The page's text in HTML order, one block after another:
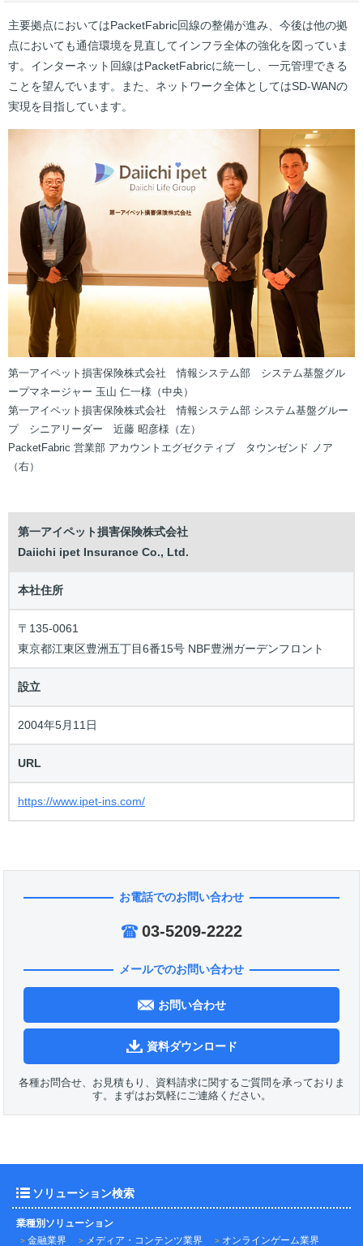
主要拠点においてはPacketFabric回線の整備が進み、今後は他の拠
点においても通信環境を見直してインフラ全体の強化を図っていま
す。インターネット回線はPacketFabricに統一し、一元管理できる
ことを望んでいます。また、ネットワーク全体としてはSD-WANの
実現を目指しています。
第一アイペット損害保険株式会社 情報システム部 システム基盤グル
ープマネージャー 玉山 仁一様（中央）
第一アイペット損害保険株式会社 情報システム部 システム基盤グルー
プ シニアリーダー 近藤 昭彦様（左）
PacketFabric 営業部 アカウントエグゼクティブ タウンゼンド ノア
（右）
第一アイペット損害保険株式会社
Daiichi ipet Insurance Co., Ltd.
本社住所
〒135-0061
東京都江東区豊洲五丁目6番15号 NBF豊洲ガーデンフロント
設立
2004年5月11日
URL
https://www.ipet-ins.com/
お電話でのお問い合わせ
03-5209-2222
メールでのお問い合わせ
お問い合わせ
資料ダウンロード
各種お問合せ、お見積もり、資料請求に関するご質問を承っておりま
す。まずはお気軽にご連絡ください。
ソリューション検索
業種別ソリューション
金融業界
メディア・コンテンツ業界
オンラインゲーム業界